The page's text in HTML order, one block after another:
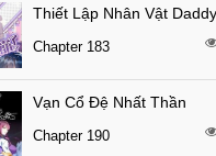
Chapter 183
Vạn Cổ Đệ Nhất Thần
Chapter 190